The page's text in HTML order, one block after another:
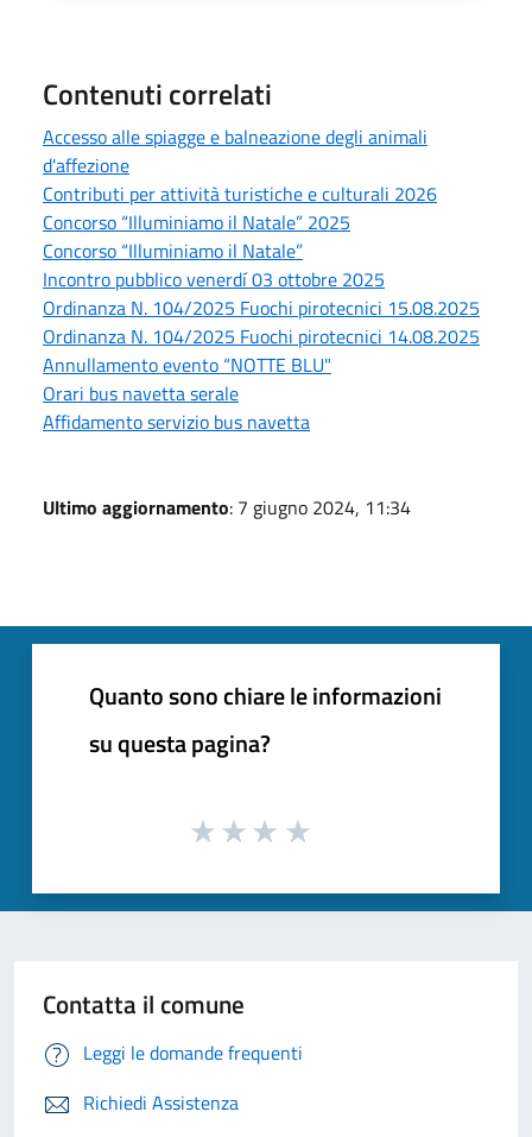
Contenuti correlati
Accesso alle spiagge e balneazione degli animali
d'affezione
Contributi per attività turistiche e culturali 2026
Concorso “Illuminiamo il Natale” 2025
Concorso “Illuminiamo il Natale”
Incontro pubblico venerdí 03 ottobre 2025
Ordinanza N. 104/2025 Fuochi pirotecnici 15.08.2025
Ordinanza N. 104/2025 Fuochi pirotecnici 14.08.2025
Annullamento evento “NOTTE BLU"
Orari bus navetta serale
Affidamento servizio bus navetta
Ultimo aggiornamento: 7 giugno 2024, 11:34
Quanto sono chiare le informazioni
su questa pagina?
Contatta il comune
Leggi le domande frequenti
Richiedi Assistenza